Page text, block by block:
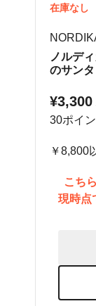
在庫なし
ノルデ
のサンタ
¥3,300
30ポイ
￥8,800
こち
現時点